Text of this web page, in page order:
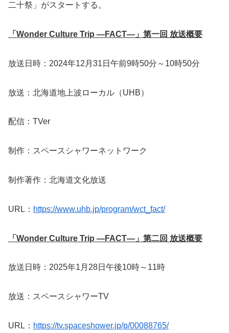
二十祭」がスタートする。
「Wonder Culture Trip ―FACT―」第一回 放送概要
放送日時：2024年12月31日午前9時50分～10時50分
放送：北海道地上波ローカル（UHB）
配信：TVer
制作：スペースシャワーネットワーク
制作著作：北海道文化放送
URL： https://www.uhb.jp/program/wct_fact/
「Wonder Culture Trip ―FACT―」第二回 放送概要
放送日時：2025年1月28日午後10時～11時
放送：スペースシャワーTV
URL： https://tv.spaceshower.jp/p/00088765/